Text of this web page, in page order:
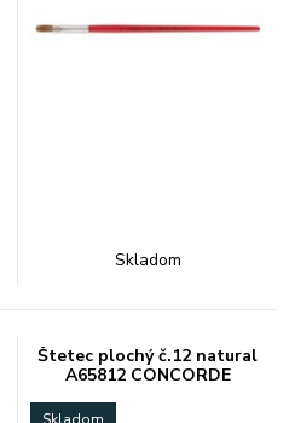
Skladom
Štetec plochý č.12 natural
A65812 CONCORDE